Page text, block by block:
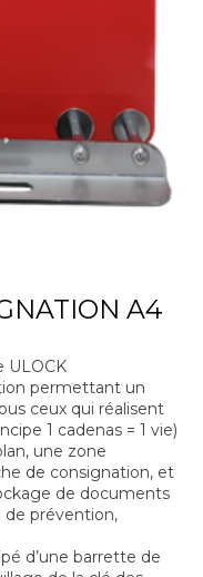
A4
ULOCK
permettant un
ceux qui réalisent
1 cadenas = 1 vie)
une zone
de consignation, et
de documents
de prévention,
d’une barrette de